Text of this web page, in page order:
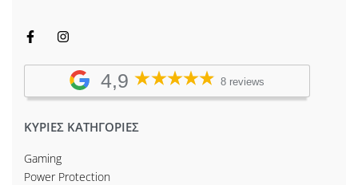
4,9 8 reviews
ΚΥΡΙΕΣ ΚΑΤΗΓΟΡΙΕΣ
Gaming
Power Protection